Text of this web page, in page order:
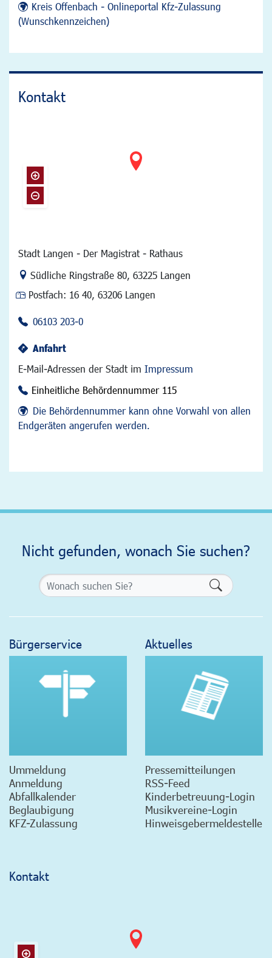
Kreis Offenbach - Onlineportal Kfz-Zulassung
(Wunschkennzeichen)
Kontakt
Stadt Langen - Der Magistrat - Rathaus
Link zur Google-Maps Navigation
Südliche Ringstraße 80, 63225 Langen
Postfach: 16 40, 63206 Langen
06103 203-0
Anfahrt
E-Mail-Adressen der Stadt im Impressum
Einheitliche Behördennummer 115
Die Behördennummer kann ohne Vorwahl von allen
Endgeräten angerufen werden.
Nicht gefunden, wonach Sie suchen?
Bürgerservice
Ummeldung
Anmeldung
Abfallkalender
Beglaubigung
KFZ-Zulassung
Aktuelles
Pressemitteilungen
RSS-Feed
Kinderbetreuung-Login
Musikvereine-Login
Hinweisgebermeldestelle
Kontakt